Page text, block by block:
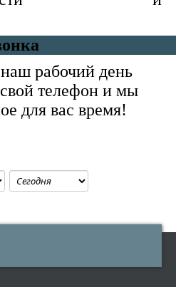
рабочий день
телефон и мы
для вас время!